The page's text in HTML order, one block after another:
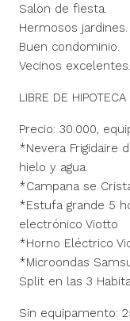
Salon de fiesta.
Hermosos jardines.
Buen condominio.
Vecinos excelentes.
LIBRE DE HIPOTECA
Precio: 30.000,
*Nevera Frigidaire
hielo y agua.
*Campana se
*Estufa grande 5
electrónico Viotto
*Horno Eléctrico
*Microondas
Split en las 3
Sin equipamento: